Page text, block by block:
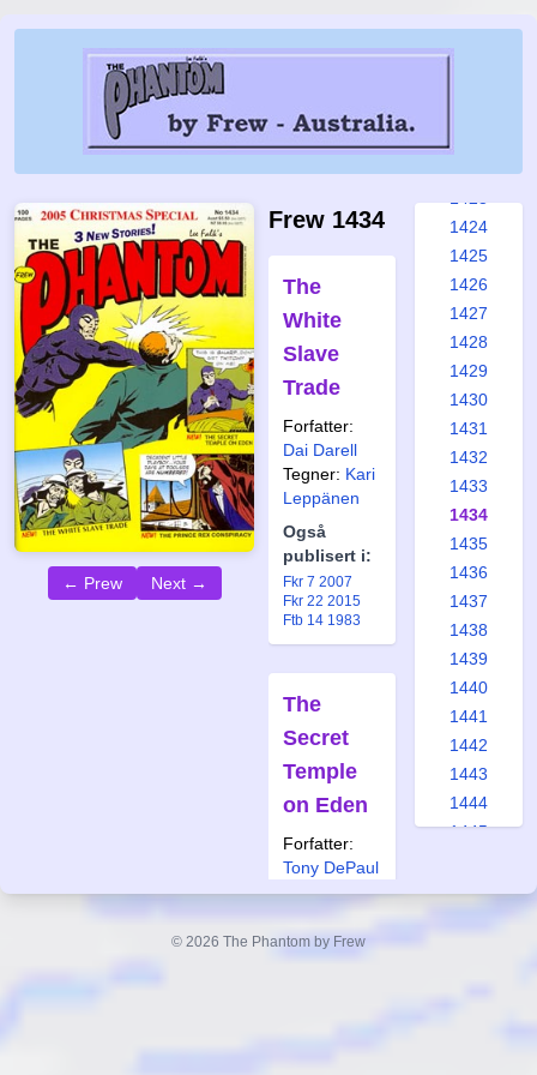
← Prew Next →
Frew 1434
The
White
Slave
Trade
Forfatter:
Dai Darell
Tegner: Kari
Leppänen
Også
publisert i:
Fkr 7 2007
Fkr 22 2015
Ftb 14 1983
The
Secret
Temple
on Eden
Forfatter:
Tony DePaul
Tegner: Paul
Også
1417
1418
1424
1425
1426
1427
1428
1429
1430
1431
1432
1433
1434
1435
1436
1437
1438
1439
1440
1441
1442
1443
1444
1445
© 2026 The Phantom by Frew